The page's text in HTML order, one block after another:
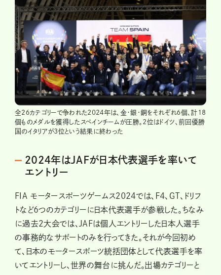
全26カテゴリーで争われた2024年は、金・銀・銅をそれぞれ6個、計18
個ものメダルを獲得したスペインチームが圧勝。2位はドイツ、前回優勝
国のイタリアが3位という結果に終わった
2024年はJAFが日本代表選手を率いて
エントリー
FIA モータースポーツゲームス2024では、F4、GT、ドリフ
トなど6つのカテゴリーに日本代表選手が参戦した。ちなみ
に過去2大会では、JAFは個人エントリーした日本人選手
の事務的なサポートのみを行ってきた。それが今回初め
て、日本のモータースポーツ統括団体として代表選手を率
いてエントリーし、世界の舞台に挑んだ。出場カテゴリーと